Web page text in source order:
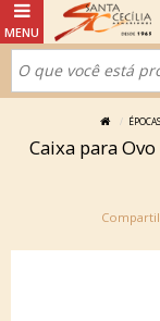
ÉPOCAS
Caixa para